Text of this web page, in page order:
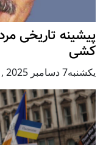
پيشينه تاريخی
کشی
يكشنبه7 دسامبر 2025 ,